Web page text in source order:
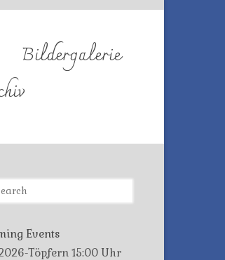
Bildergalerie
Events
Töpfern 15:00 Uhr